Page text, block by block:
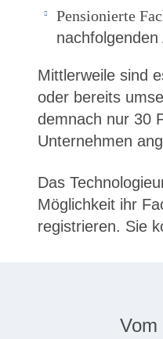
Pensionierte
Mittlerweile sind
oder bereits
demnach nur 30
Unternehmen
Das
Möglichkeit ihr
registrieren. Sie
Vom